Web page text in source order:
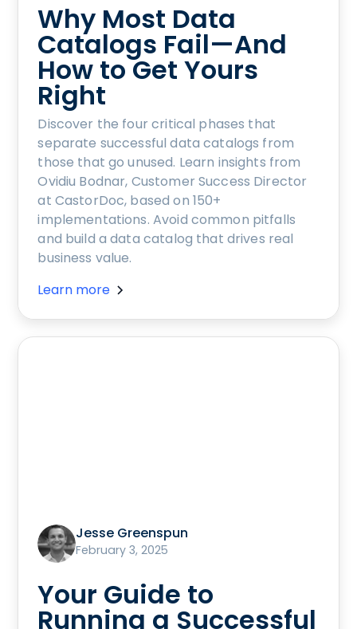
Why Most Data
Catalogs Fail—And
How to Get Yours
Right
Discover the four critical phases that
separate successful data catalogs from
those that go unused. Learn insights from
Ovidiu Bodnar, Customer Success Director
at CastorDoc, based on 150+
implementations. Avoid common pitfalls
and build a data catalog that drives real
business value.
Learn more
Jesse Greenspun
February 3, 2025
Your Guide to
Running a Successful